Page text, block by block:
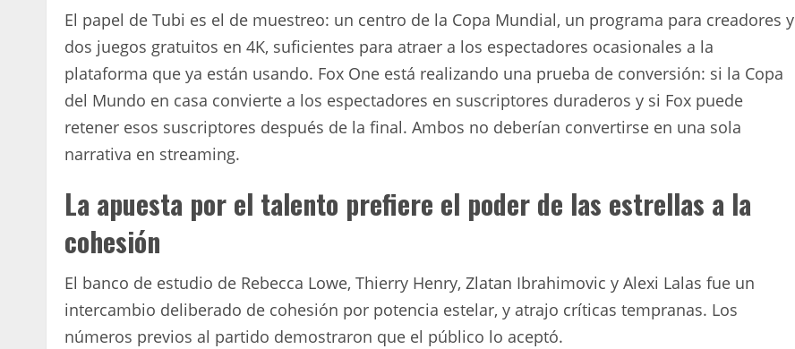
El papel de Tubi es el de muestreo: un centro de la Copa Mundial, un programa para creadores y
dos juegos gratuitos en 4K, suficientes para atraer a los espectadores ocasionales a la
plataforma que ya están usando. Fox One está realizando una prueba de conversión: si la Copa
del Mundo en casa convierte a los espectadores en suscriptores duraderos y si Fox puede
retener esos suscriptores después de la final. Ambos no deberían convertirse en una sola
narrativa en streaming.
La apuesta por el talento prefiere el poder de las estrellas a la
cohesión
El banco de estudio de Rebecca Lowe, Thierry Henry, Zlatan Ibrahimovic y Alexi Lalas fue un
intercambio deliberado de cohesión por potencia estelar, y atrajo críticas tempranas. Los
números previos al partido demostraron que el público lo aceptó.